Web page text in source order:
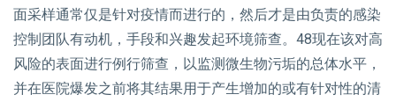
面采样通常仅是针对疫情而进行的，然后才是由负责的感染
控制团队有动机，手段和兴趣发起环境筛查。48现在该对高
风险的表面进行例行筛查，以监测微生物污垢的总体水平，
并在医院爆发之前将其结果用于产生增加的或有针对性的清